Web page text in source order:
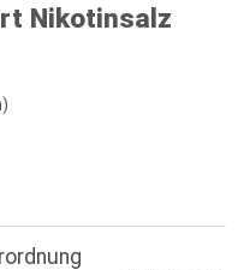
Nikotinsalz